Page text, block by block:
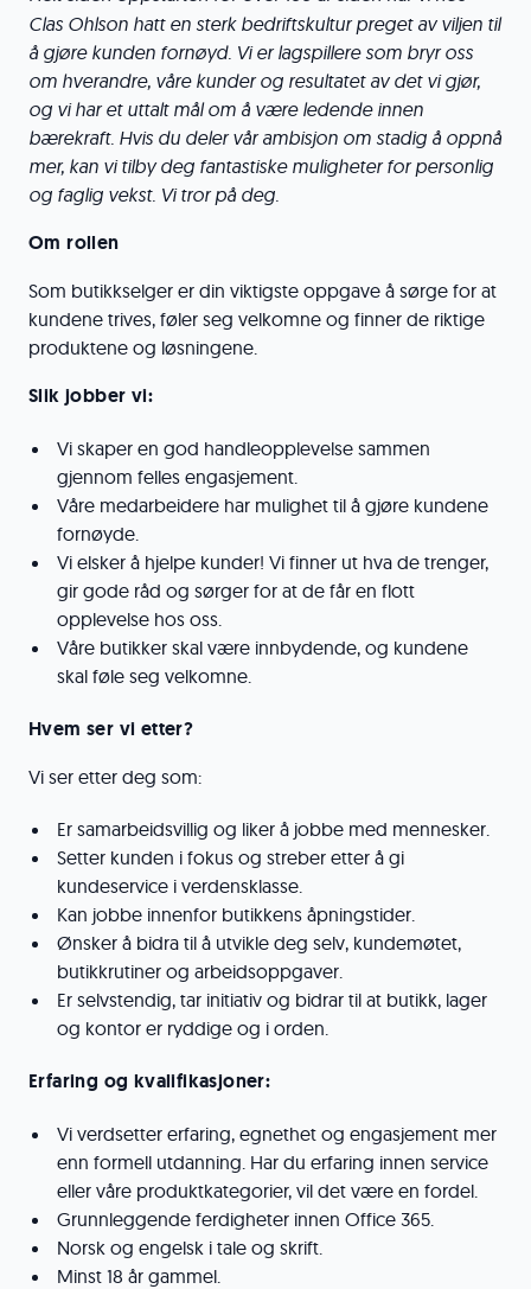
Clas Ohlson hatt en sterk bedriftskultur preget av viljen til
å gjøre kunden fornøyd. Vi er lagspillere som bryr oss
om hverandre, våre kunder og resultatet av det vi gjør,
og vi har et uttalt mål om å være ledende innen
bærekraft. Hvis du deler vår ambisjon om stadig å oppnå
mer, kan vi tilby deg fantastiske muligheter for personlig
og faglig vekst. Vi tror på deg.
Om rollen
Som butikkselger er din viktigste oppgave å sørge for at
kundene trives, føler seg velkomne og finner de riktige
produktene og løsningene.
Slik jobber vi:
Vi skaper en god handleopplevelse sammen
gjennom felles engasjement.
Våre medarbeidere har mulighet til å gjøre kundene
fornøyde.
Vi elsker å hjelpe kunder! Vi finner ut hva de trenger,
gir gode råd og sørger for at de får en flott
opplevelse hos oss.
Våre butikker skal være innbydende, og kundene
skal føle seg velkomne.
Hvem ser vi etter?
Vi ser etter deg som:
Er samarbeidsvillig og liker å jobbe med mennesker.
Setter kunden i fokus og streber etter å gi
kundeservice i verdensklasse.
Kan jobbe innenfor butikkens åpningstider.
Ønsker å bidra til å utvikle deg selv, kundemøtet,
butikkrutiner og arbeidsoppgaver.
Er selvstendig, tar initiativ og bidrar til at butikk, lager
og kontor er ryddige og i orden.
Erfaring og kvalifikasjoner:
Vi verdsetter erfaring, egnethet og engasjement mer
enn formell utdanning. Har du erfaring innen service
eller våre produktkategorier, vil det være en fordel.
Grunnleggende ferdigheter innen Office 365.
Norsk og engelsk i tale og skrift.
Minst 18 år gammel.